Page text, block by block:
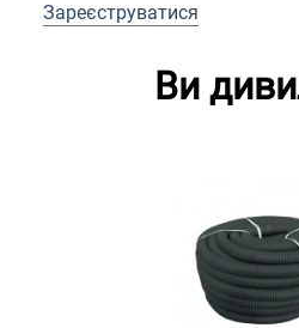
Зареєструватися
Ви